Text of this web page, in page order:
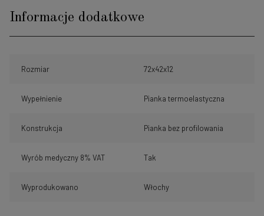
Informacje dodatkowe
Rozmiar 72x42x12
Wypełnienie Pianka termoelastyczna
Konstrukcja Pianka bez profilowania
Wyrób medyczny 8% VAT Tak
Wyprodukowano Włochy